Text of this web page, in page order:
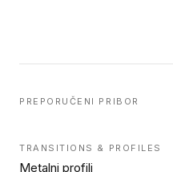
PREPORUČENI PRIBOR
TRANSITIONS & PROFILES
Metalni profili